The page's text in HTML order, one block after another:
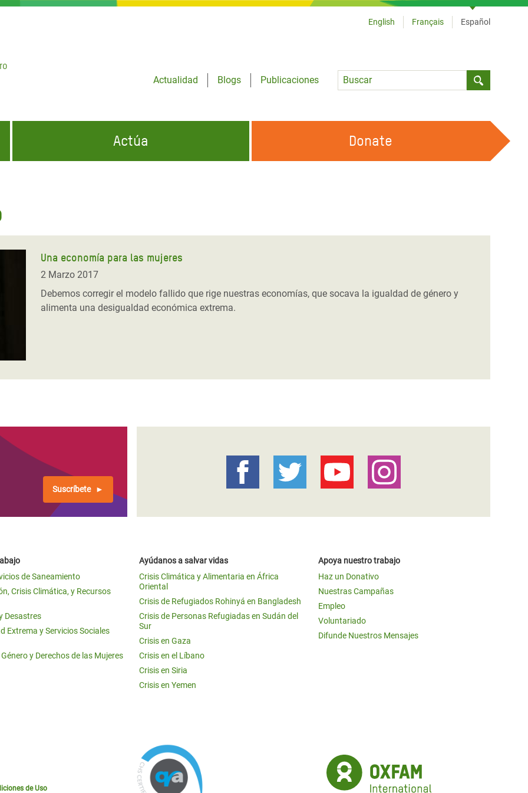
Actualidad
Blogs
Publicaciones
Language
English Français Español
Appeal
por la Crisis en
Climática y Alimentaria
Oriental
Yemen
Actúa Donate
Una economía para las mujeres
2 Marzo 2017
Debemos corregir el modelo fallido que rige nuestras economías, que socava la igualdad de género y
alimenta una desigualdad económica extrema.
Suscríbete
de Saneamiento
Crisis Climática, y Recursos
Desastres
Extrema y Servicios Sociales
y Derechos de las Mujeres
Ayúdanos a salvar vidas
Crisis Climática y Alimentaria en África
Oriental
Crisis de Refugiados Rohinyá en Bangladesh
Crisis de Personas Refugiadas en Sudán del
Sur
Crisis en Gaza
Crisis en el Líbano
Crisis en Siria
Crisis en Yemen
Apoya nuestro trabajo
Haz un Donativo
Nuestras Campañas
Empleo
Voluntariado
Difunde Nuestros Mensajes
de Uso